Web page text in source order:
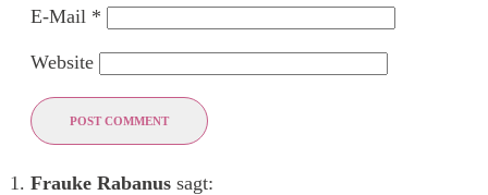
E-Mail *
Website
POST COMMENT
Frauke Rabanus sagt: